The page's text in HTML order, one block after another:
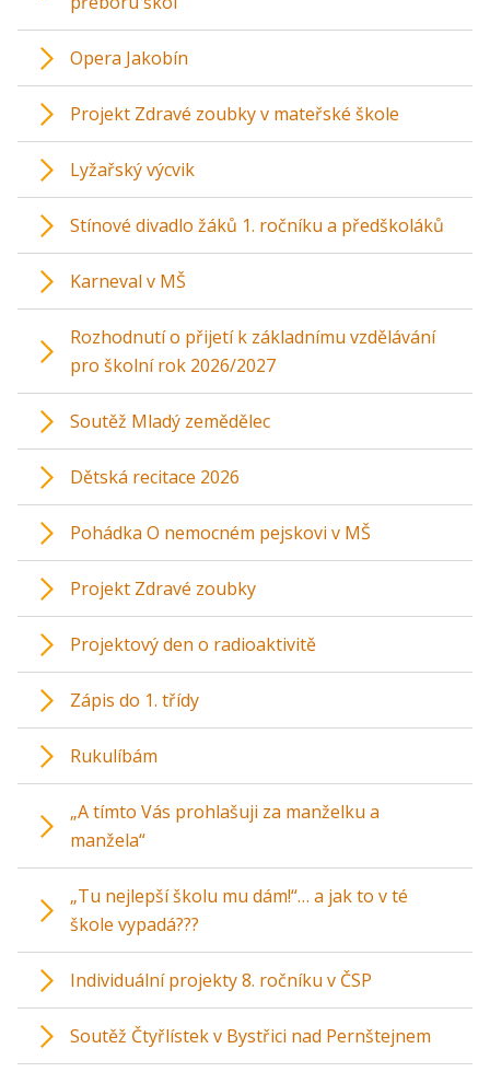
Opera Jakobín
Projekt Zdravé zoubky v mateřské škole
Lyžařský výcvik
Stínové divadlo žáků 1. ročníku a předškoláků
Karneval v MŠ
Rozhodnutí o přijetí k základnímu vzdělávání
pro školní rok 2026/2027
Soutěž Mladý zemědělec
Dětská recitace 2026
Pohádka O nemocném pejskovi v MŠ
Projekt Zdravé zoubky
Projektový den o radioaktivitě
Zápis do 1. třídy
Rukulíbám
„A tímto Vás prohlašuji za manželku a
manžela“
„Tu nejlepší školu mu dám!“… a jak to v té
škole vypadá???
Individuální projekty 8. ročníku v ČSP
Soutěž Čtyřlístek v Bystřici nad Pernštejnem